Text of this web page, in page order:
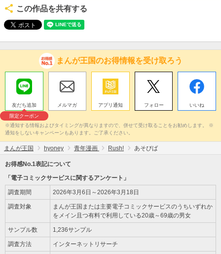
この作品を共有する
まんが王国のお得情報を受け取ろう
友だち追加
限定クーポン
メルマガ アプリ通知 フォロー いいね
※通知する情報およびタイミングが異なりますので、併せて受け取ることをお勧めします。 ※
通知をしないキャンペーンもあります。ご了承ください。
まんが王国 hyoney 青年漫画 Rush! あそびば
お得感No.1表記について
「電子コミックサービスに関するアンケート」
調査期間 2026年3月6日～2026年3月18日
調査対象
まんが王国または主要電子コミックサービスのうちいずれか
をメイン且つ有料で利用している20歳～69歳の男女
サンプル数 1,236サンプル
調査方法 インターネットリサーチ